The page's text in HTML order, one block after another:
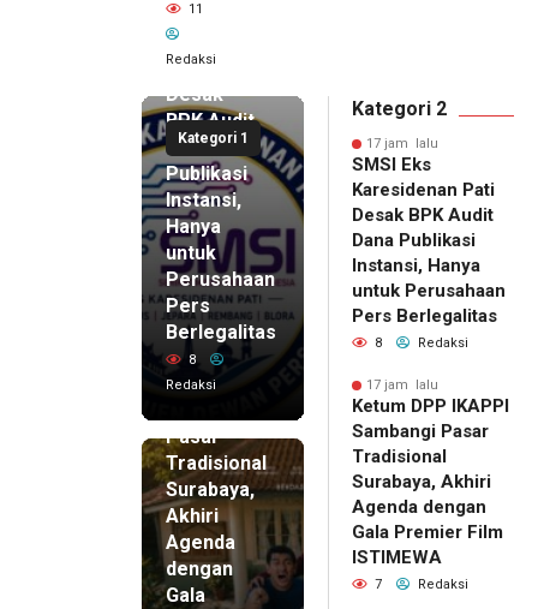
11
Redaksi
Kategori 1
SMSI Eks
Karesidenan
Pati
Desak
BPK Audit
Dana
Publikasi
Instansi,
Hanya
untuk
Perusahaan
Pers
Berlegalitas
8
Redaksi
17 jam lalu
Ketum
DPP
IKAPPI
Pasar
Tradisional
Surabaya,
Akhiri
Agenda
dengan
Gala
Kategori 2
17 jam lalu
SMSI Eks
Karesidenan Pati
Desak BPK Audit
Dana Publikasi
Instansi, Hanya
untuk Perusahaan
Pers Berlegalitas
8 Redaksi
17 jam lalu
Ketum DPP IKAPPI
Sambangi Pasar
Tradisional
Surabaya, Akhiri
Agenda dengan
Gala Premier Film
ISTIMEWA
7 Redaksi